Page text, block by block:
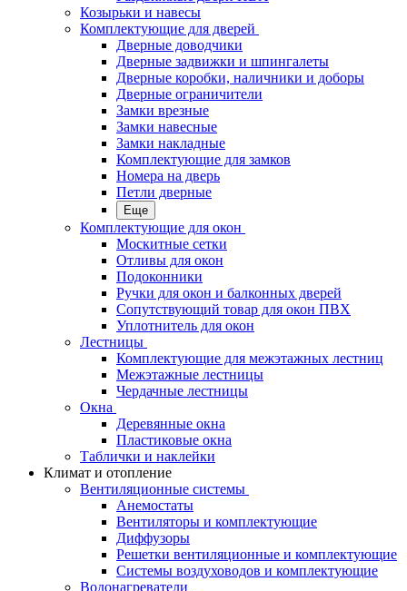
Козырьки и навесы
Комплектующие для дверей
Дверные доводчики
Дверные задвижки и шпингалеты
Дверные коробки, наличники и доборы
Дверные ограничители
Замки врезные
Замки навесные
Замки накладные
Комплектующие для замков
Номера на дверь
Петли дверные
Еще
Комплектующие для окон
Москитные сетки
Отливы для окон
Подоконники
Ручки для окон и балконных дверей
Сопутствующий товар для окон ПВХ
Уплотнитель для окон
Лестницы
Комплектующие для межэтажных лестниц
Межэтажные лестницы
Чердачные лестницы
Окна
Деревянные окна
Пластиковые окна
Таблички и наклейки
Климат и отопление
Вентиляционные системы
Анемостаты
Вентиляторы и комплектующие
Диффузоры
Решетки вентиляционные и комплектующие
Системы воздуховодов и комплектующие
Водонагреватели